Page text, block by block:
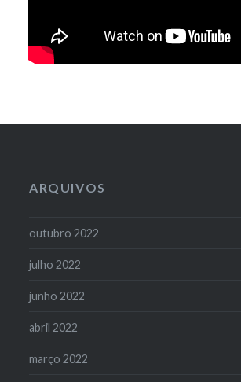
ARQUIVOS
outubro 2022
julho 2022
junho 2022
abril 2022
março 2022